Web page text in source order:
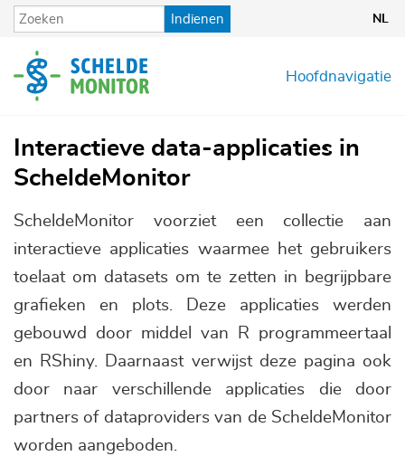
Overslaan
en
de
inhoud
Indienen NL
Hoofdnavigatie
Interactieve data-applicaties in
ScheldeMonitor
ScheldeMonitor voorziet een collectie aan
interactieve applicaties waarmee het gebruikers
toelaat om datasets om te zetten in begrijpbare
grafieken en plots. Deze applicaties werden
gebouwd door middel van R programmeertaal
en RShiny. Daarnaast verwijst deze pagina ook
door naar verschillende applicaties die door
partners of dataproviders van de ScheldeMonitor
worden aangeboden.